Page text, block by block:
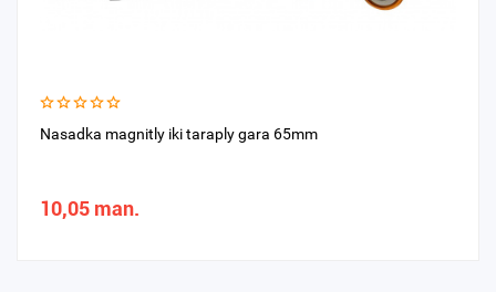
Nasadka magnitly iki taraply gara 65mm
10,05 man.